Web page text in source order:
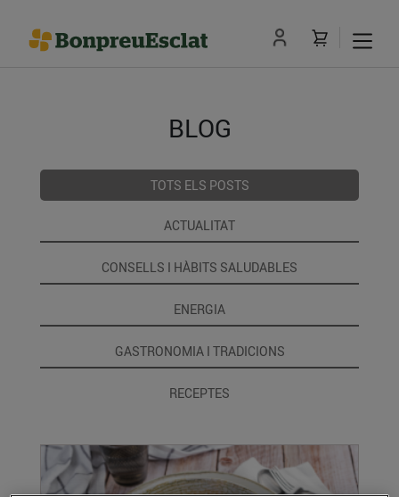
BLOG
TOTS ELS POSTS
ACTUALITAT
CONSELLS I HÀBITS SALUDABLES
ENERGIA
GASTRONOMIA I TRADICIONS
RECEPTES